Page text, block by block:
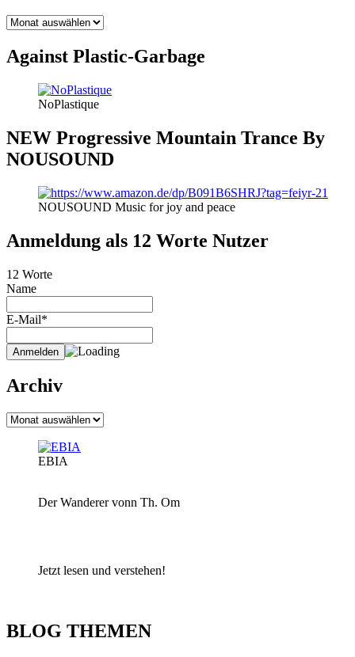
BLOG
Against Plastic-Garbage
NoPlastique
NEW Progressive Mountain Trance By
NOUSOUND
NOUSOUND Music for joy and peace
Anmeldung als 12 Worte Nutzer
12 Worte
Name
E-Mail*
Archiv
Archiv
EBIA
Der Wanderer vonn Th. Om
Jetzt lesen und verstehen!
BLOG THEMEN